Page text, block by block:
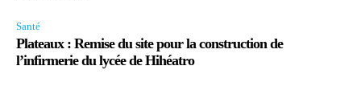
Santé
Plateaux : Remise du site pour la construction de
l’infirmerie du lycée de Hihéatro